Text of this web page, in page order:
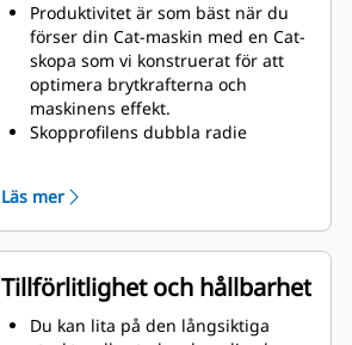
Produktivitet är som bäst när du
förser din Cat-maskin med en Cat-
skopa som vi konstruerat för att
optimera brytkrafterna och
maskinens effekt.
Skopprofilens dubbla radie
frigång säkerställer att skopbotten
inte släpar, vilket minskar
underhållskostnaderna.
Bränsleförbrukningstoppar under
grävning. Cat-skoporna är
utformade för att skära genom
Läs mer
Tillförlitlighet och hållbarhet
Du kan lita på den långsiktiga